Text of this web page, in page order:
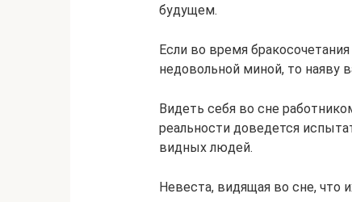
будущем.
Если во время
недовольной миной, то наяву
Видеть себя во сне
реальности доведется
видных людей.
Невеста, видящая во сне, что